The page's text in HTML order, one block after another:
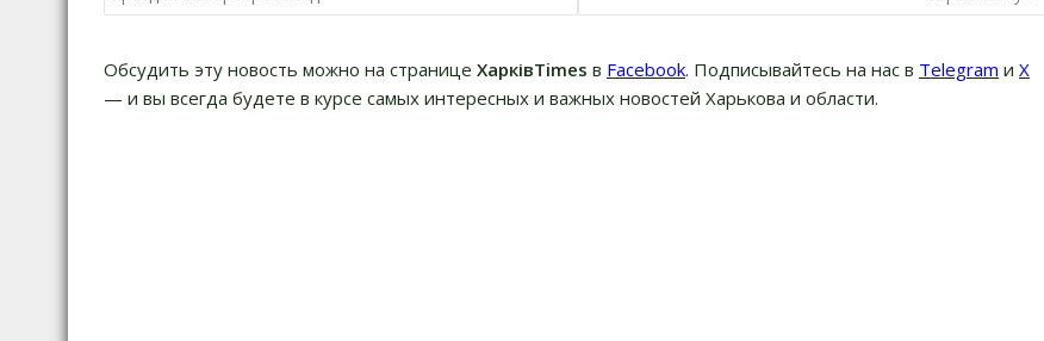
записям
Обсудить эту новость можно на странице ХарківTimes в Facebook. Подписывайтесь на нас в Telegram и Х
— и вы всегда будете в курсе самых интересных и важных новостей Харькова и области.